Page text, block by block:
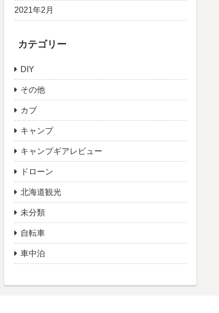
2021年2月
カテゴリー
DIY
その他
カブ
キャンプ
キャンプギアレビュー
ドローン
北海道観光
未分類
自転車
車中泊